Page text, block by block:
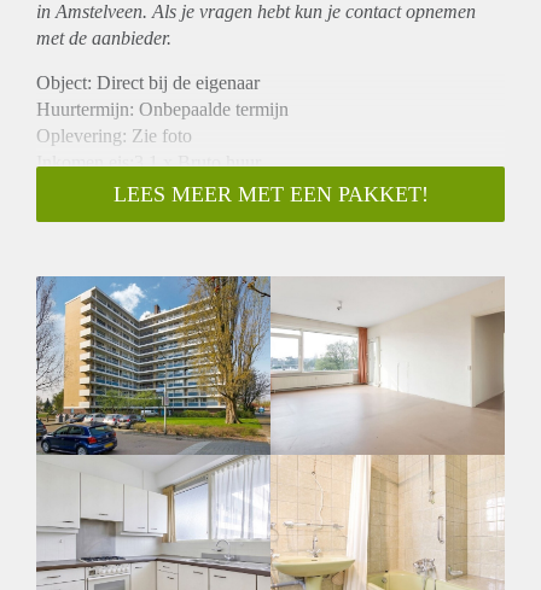
in Amstelveen. Als je vragen hebt kun je contact opnemen
met de aanbieder.
Object: Direct bij de eigenaar
Huurtermijn: Onbepaalde termijn
Oplevering: Zie foto
Inkomen eis:3,1 x Bruto huur
Garantiestelling mogelijk: Ja
Borg: 1 Maand
Huisdieren toegestaan: Afhankelijk van de Eigenaar
Huurtoeslag grens: Nee
Geschikt voor studenten: Afhankelijk van de Eigenaar
LEES MEER MET EEN PAKKET!